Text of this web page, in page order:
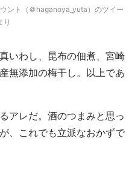
ント（＠naganoya_yuta）のツイー
り
いわし、昆布の佃煮、宮崎
無添加の梅干し。以上であ
アレだ。酒のつまみと思っ
、これでも立派なおかずで